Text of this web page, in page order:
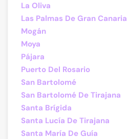
La Oliva
Las Palmas De Gran Canaria
Mogán
Moya
Pájara
Puerto Del Rosario
San Bartolomé
San Bartolomé De Tirajana
Santa Brígida
Santa Lucía De Tirajana
Santa María De Guía